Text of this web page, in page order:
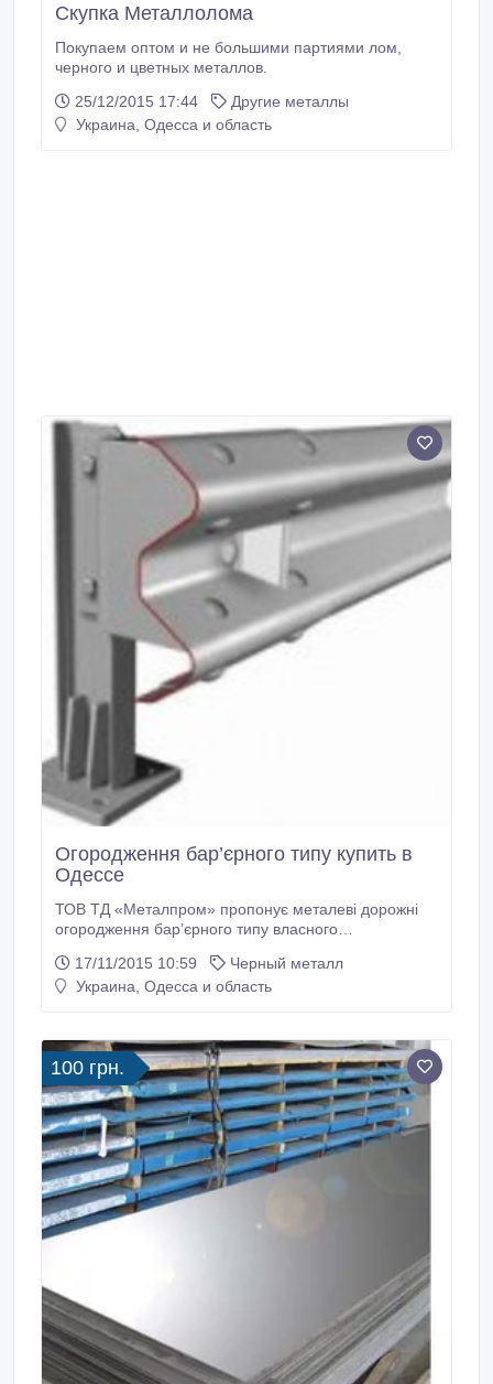
Скупка Металлолома
Покупаем оптом и не большими партиями лом,
черного и цветных металлов.
25/12/2015 17:44
Другие металлы
Украина, Одесса и область
Огородження бар’єрного типу купить в
Одессе
ТОВ ТД «Металпром» пропонує металеві дорожні
огородження бар’єрного типу власного
(дорожні двосторонні), *11МО (мостові
односторонні) *11МД (мостові двосторонні) Ми
наданих креслень.
17/11/2015 10:59
Черный металл
Украина, Одесса и область
100 грн.